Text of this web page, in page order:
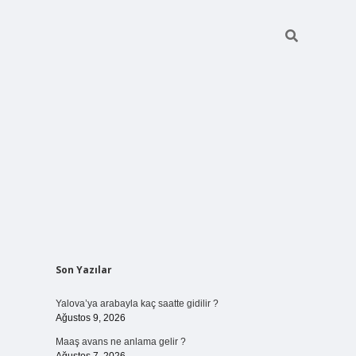
Sidebar
Son Yazılar
Yalova’ya arabayla kaç saatte gidilir ?
Ağustos 9, 2026
Maaş avans ne anlama gelir ?